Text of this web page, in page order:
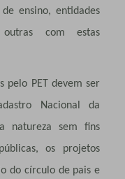
ensino, entidades
com estas
pelo PET devem ser
Nacional da
natureza sem fins
os projetos
do círculo de pais e